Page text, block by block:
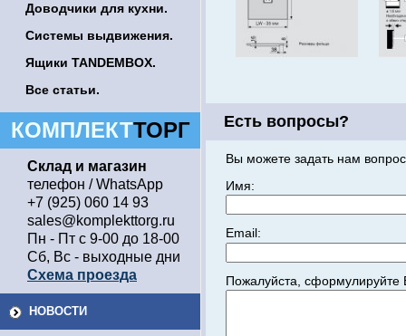
Доводчики для кухни.
Системы выдвижения.
Ящики TANDEMBOX.
Все статьи.
КОМПЛЕКТТОРГ
Склад и магазин
телефон / WhatsApp
+7 (925) 060 14 93
sales@komplekttorg.ru
Пн - Пт с 9-00 до 18-00
Сб, Вс - выходные дни
Схема проезда
НОВОСТИ
Есть вопросы?
Вы можете задать нам
Имя:
Email:
Пожалуйста,